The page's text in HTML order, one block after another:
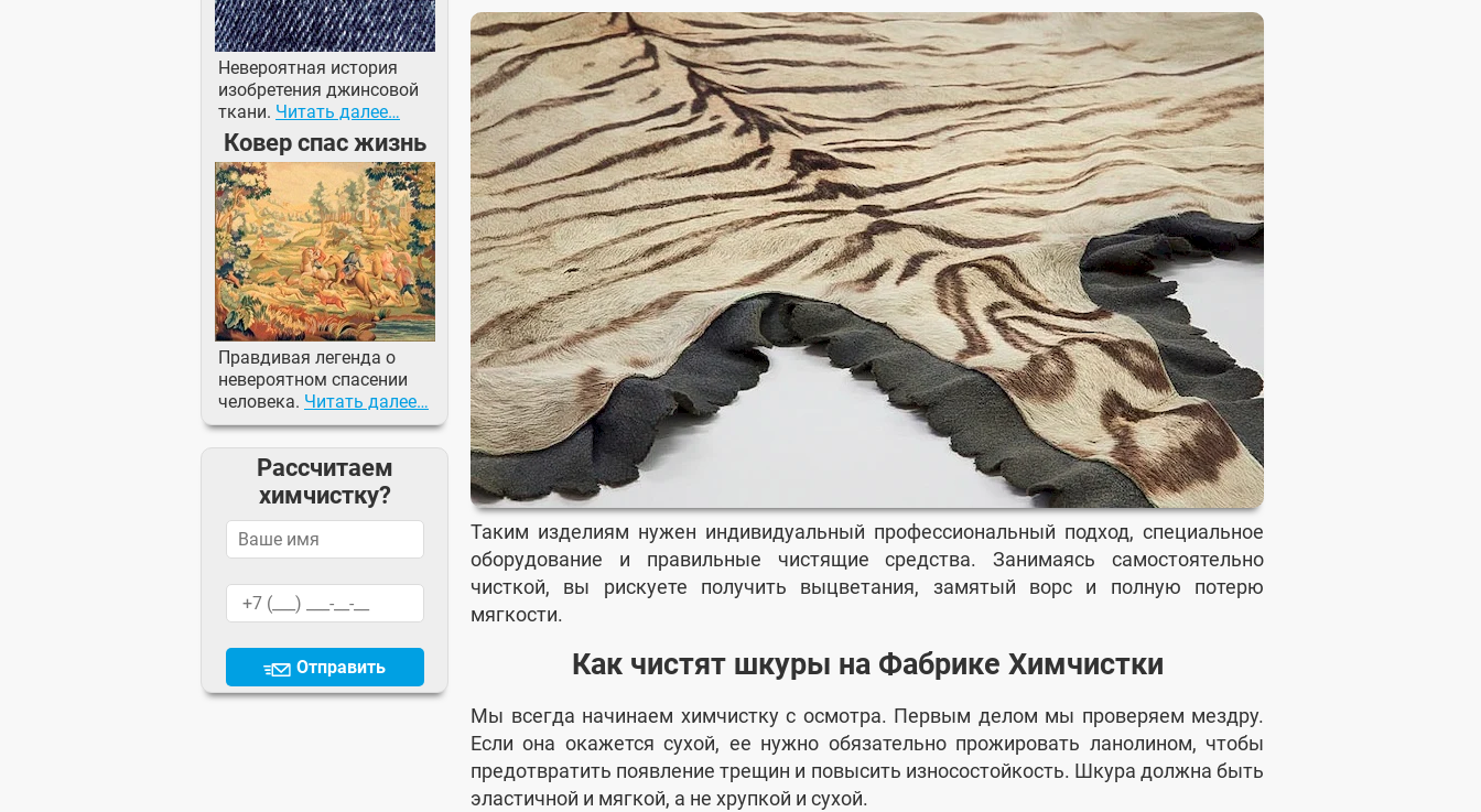
Таким изделиям нужен индивидуальный профессиональный подход, специальное
оборудование и правильные чистящие средства. Занимаясь самостоятельно
чисткой, вы рискуете получить выцветания, замятый ворс и полную потерю
мягкости.
Как чистят шкуры на Фабрике Химчистки
Мы всегда начинаем химчистку с осмотра. Первым делом мы проверяем мездру.
Если она окажется сухой, ее нужно обязательно прожировать ланолином, чтобы
предотвратить появление трещин и повысить износостойкость. Шкура должна быть
эластичной и мягкой, а не хрупкой и сухой.
Невероятная история
изобретения джинсовой
ткани. Читать далее…
Ковер спас жизнь
Правдивая легенда о
невероятном спасении
человека. Читать далее…
Рассчитаем
химчистку?
Отправить